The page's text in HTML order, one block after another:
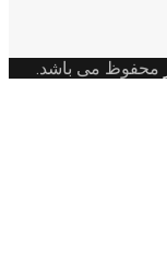
محفوظ می باشد.